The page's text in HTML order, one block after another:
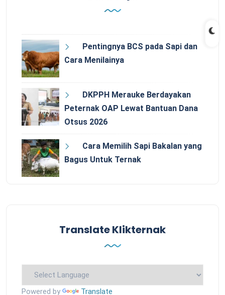
Pentingnya BCS pada Sapi dan
Cara Menilainya
DKPPH Merauke Berdayakan
Peternak OAP Lewat Bantuan Dana
Otsus 2026
Cara Memilih Sapi Bakalan yang
Bagus Untuk Ternak
Translate Klikternak
Powered by Translate